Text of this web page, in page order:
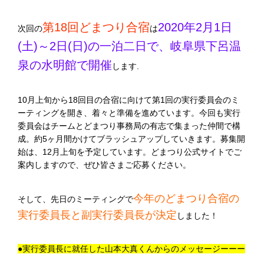
次回の第18回どまつり合宿は2020年2月1日
(土)～2日(日)の一泊二日で、岐阜県下呂温
泉の水明館で開催 します.
10月上旬から18回目の合宿に向けて第1回の実行委員会のミ
ーティングを開き、着々と準備を進めています。今回も実行
委員会はチームとどまつり事務局の有志で集まった仲間で構
成。約5ヶ月間かけてブラッシュアップしていきます。募集開
始は、12月上旬を予定しています。どまつり公式サイトでご
案内しますので、ぜひ皆さまご応募ください。
そして、先日のミーティングで今年のどまつり合宿の
実行委員長と副実行委員長が決定 しました！
●実行委員長に就任した山本大真くんからのメッセージーーー